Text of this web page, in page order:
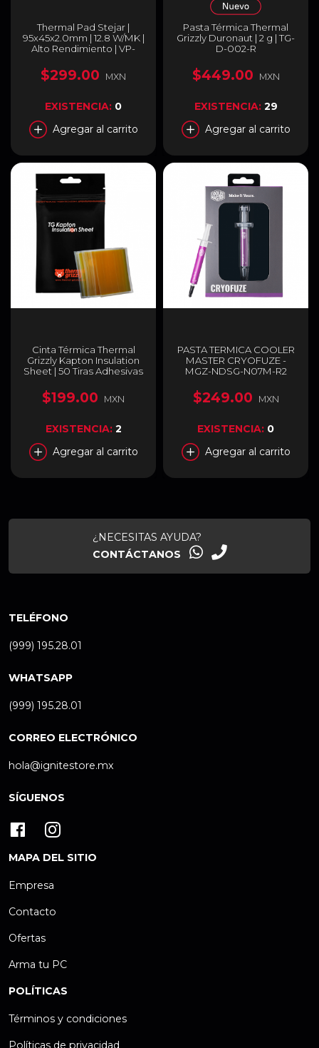
Thermal Pad Stejar |
95x45x2.0mm | 12.8 W/MK |
Alto Rendimiento | VP-
$299.00 MXN
EXISTENCIA: 0
Agregar al carrito
Pasta Térmica Thermal
Grizzly Duronaut | 2 g | TG-
D-002-R
$449.00 MXN
EXISTENCIA: 29
Agregar al carrito
Cinta Térmica Thermal
Grizzly Kapton Insulation
Sheet | 50 Tiras Adhesivas
mm | Amarillo | TG-KIS-10-
60-50
$199.00 MXN
EXISTENCIA: 2
Agregar al carrito
PASTA TERMICA COOLER
MASTER CRYOFUZE -
MGZ-NDSG-N07M-R2
$249.00 MXN
EXISTENCIA: 0
Agregar al carrito
¿NECESITAS AYUDA?
CONTÁCTANOS
TELÉFONO
(999) 195.28.01
WHATSAPP
(999) 195.28.01
CORREO ELECTRÓNICO
hola@ignitestore.mx
SÍGUENOS
MAPA DEL SITIO
Empresa
Contacto
Ofertas
Arma tu PC
POLÍTICAS
Términos y condiciones